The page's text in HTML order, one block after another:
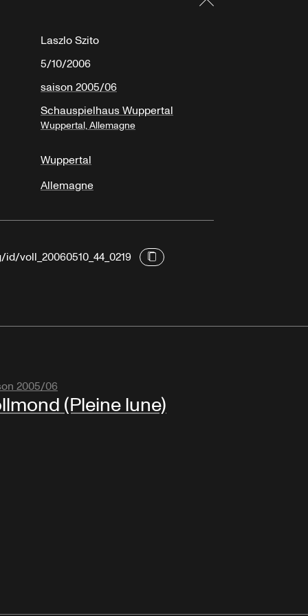
Laszlo Szito
5/10/2006
saison 2005/06
Schauspielhaus Wuppertal
Wuppertal, Allemagne
Wuppertal
Allemagne
voll_20060510_44_0219
2005/06
(Pleine lune)